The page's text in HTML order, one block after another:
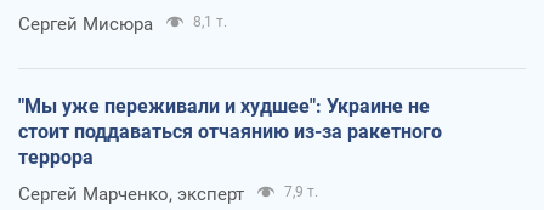
Сергей Мисюра 8,1 т.
"Мы уже переживали и худшее": Украине не
стоит поддаваться отчаянию из-за ракетного
террора
Сергей Марченко, эксперт 7,9 т.